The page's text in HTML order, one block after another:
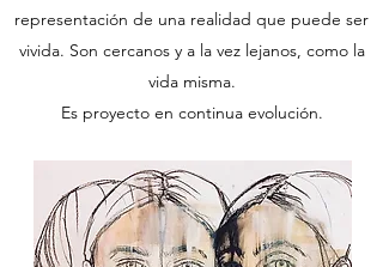
representación de una realidad que puede ser
vivida. Son cercanos y a la vez lejanos, como la
vida misma.
Es proyecto en continua evolución.